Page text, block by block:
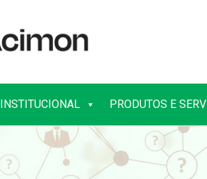
INSTITUCIONAL PRODUTOS E